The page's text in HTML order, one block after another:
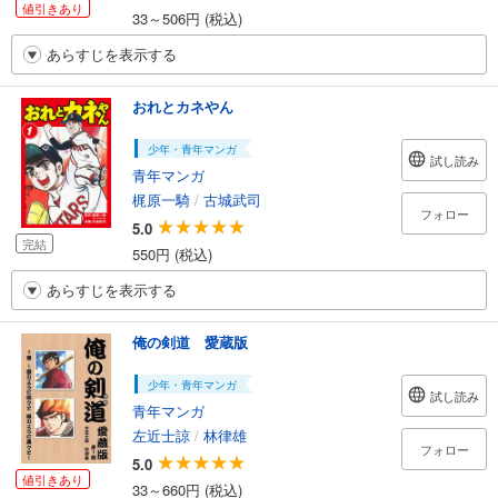
値引きあり
33～506円 (税込)
あらすじを表示する
完結
おれとカネやん
少年・青年マンガ
青年マンガ
梶原一騎 / 古城武司
5.0
550円 (税込)
試し読み
フォロー
あらすじを表示する
値引きあり
俺の剣道 愛蔵版
少年・青年マンガ
青年マンガ
左近士諒 / 林律雄
5.0
33～660円 (税込)
試し読み
フォロー